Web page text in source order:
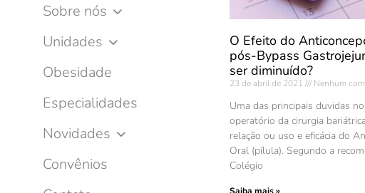
O Efeito do
pós-Bypass
ser diminuído?
23 de abril de 2021 Nenhum
Uma das principais duvidas
operatório da cirurgia
relação ou uso e eficácia do
Oral (pílula). Segundo a
Colégio
Saiba mais »
Sobre nós
Unidades
Obesidade
Especialidades
Novidades
Convênios